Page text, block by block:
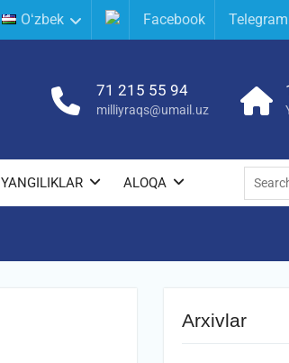
Oʻzbek Facebook Telegram
71 215 55 94
milliyraqs@umail.uz
YANGILIKLAR ALOQA
Search
for:
Arxivlar